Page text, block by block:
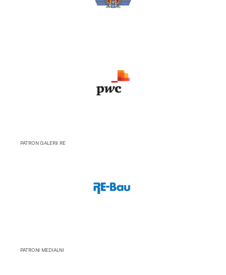
PATRON GALERII RE
PATRONI MEDIALNI